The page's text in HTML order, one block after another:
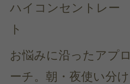
ハイコンセントレー
ト
お悩みに沿ったアプロ
ーチ。朝・夜使い分け